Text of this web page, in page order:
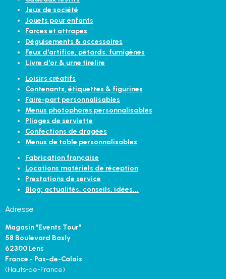
Jeux de société
Jouets pour enfants
Farces et attrapes
Déguisements & accessoires
Feux d'artifice, pétards, fumigènes
Livre d'or & urne tirelire
Loisirs créatifs
Contenants, étiquettes & figurines
Faire-part personnalisables
Menus photophores personnalisables
Pliages de serviette
Confections de dragées
Menus de table personnalisables
Fabrication française
Locations matériels de réception
Prestations de service
Blog: actualités, conseils, idées...
Adresse
Magasin "Events Tour"
58 Boulevard Basly
62300 Lens
France - Pas-de-Calais
(Hauts-de-France)